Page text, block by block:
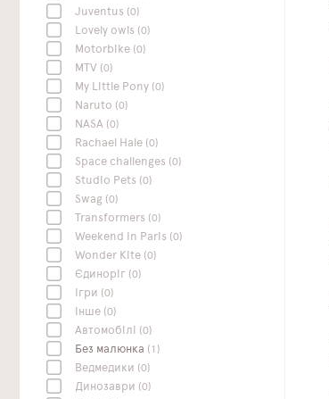
Juventus (0)
Lovely owls (0)
Motorbike (0)
MTV (0)
My Little Pony (0)
Naruto (0)
NASA (0)
Rachael Hale (0)
Space challenges (0)
Studio Pets (0)
Swag (0)
Transformers (0)
Weekend In Paris (0)
Wonder Kite (0)
Єдиноріг (0)
Ігри (0)
Інше (0)
Автомобілі (0)
Без малюнка (1)
Ведмедики (0)
Динозаври (0)